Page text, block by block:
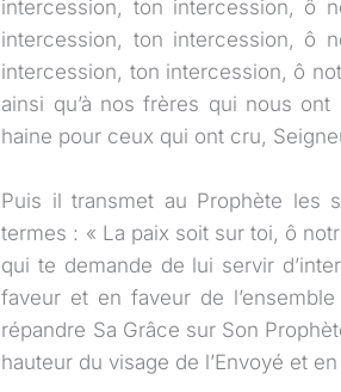
intercession, ton intercession, ô
intercession, ton intercession, ô
intercession, ton intercession, ô
ainsi qu’à nos frères qui nous
haine pour ceux qui ont cru,
Puis il transmet au Prophète les
termes : « La paix soit sur toi, ô
qui te demande de lui servir
faveur et en faveur de
répandre Sa Grâce sur Son
hauteur du visage de l’Envoyé et